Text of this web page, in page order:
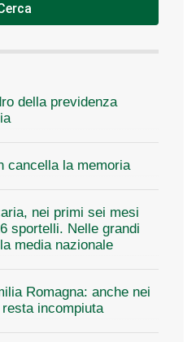
della previdenza
cancella la memoria
nei primi sei mesi
sportelli. Nelle grandi
media nazionale
Romagna: anche nei
incompiuta